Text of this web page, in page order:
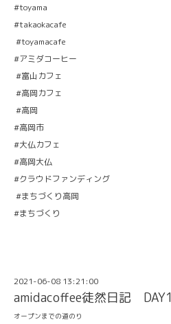
#toyama
#takaokacafe
#toyamacafe
#アミダコーヒー
#富山カフェ
#高岡カフェ
#高岡
#高岡市
#大仏カフェ
#高岡大仏
#クラウドファンディング
#まちづくり高岡
#まちづくり
2021-06-08 13:21:00
amidacoffee徒然日記 DAY1
オープンまでの道のり